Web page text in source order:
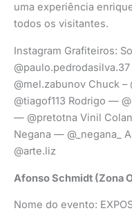
uma experiência
todos os visitantes.
Instagram Grafiteiros:
@mel.zabunov Chuck –
@tiagof113 Rodrigo —
— @pretotna Vinil
Negana — @_negana_
@arte.liz
Afonso Schmidt (Zona
Nome do evento: